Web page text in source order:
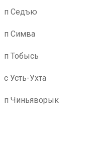
п Седъю
п Симва
п Тобысь
с Усть-Ухта
п Чиньяворык